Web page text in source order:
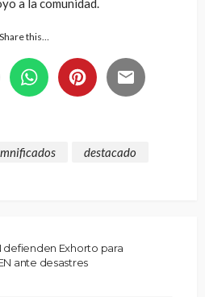
Share this…
destacado
defienden Exhorto para
ante desastres